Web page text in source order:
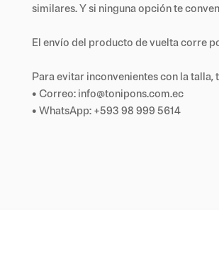
similares. Y si ninguna opción te
El envío del producto de vuelta corre
Para evitar inconvenientes con la
• Correo: info@tonipons.com.ec
• WhatsApp: +593 98 999 5614